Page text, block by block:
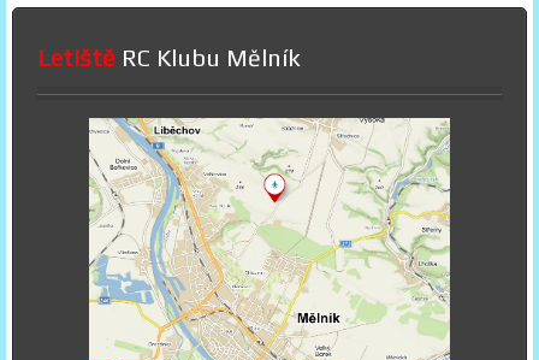
Letiště RC Klubu Mělník